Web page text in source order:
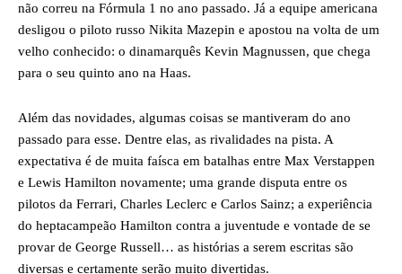
não correu na Fórmula 1 no ano passado. Já a equipe americana
desligou o piloto russo Nikita Mazepin e apostou na volta de um
velho conhecido: o dinamarquês Kevin Magnussen, que chega
para o seu quinto ano na Haas.
Além das novidades, algumas coisas se mantiveram do ano
passado para esse. Dentre elas, as rivalidades na pista. A
expectativa é de muita faísca em batalhas entre Max Verstappen
e Lewis Hamilton novamente; uma grande disputa entre os
pilotos da Ferrari, Charles Leclerc e Carlos Sainz; a experiência
do heptacampeão Hamilton contra a juventude e vontade de se
provar de George Russell… as histórias a serem escritas são
diversas e certamente serão muito divertidas.